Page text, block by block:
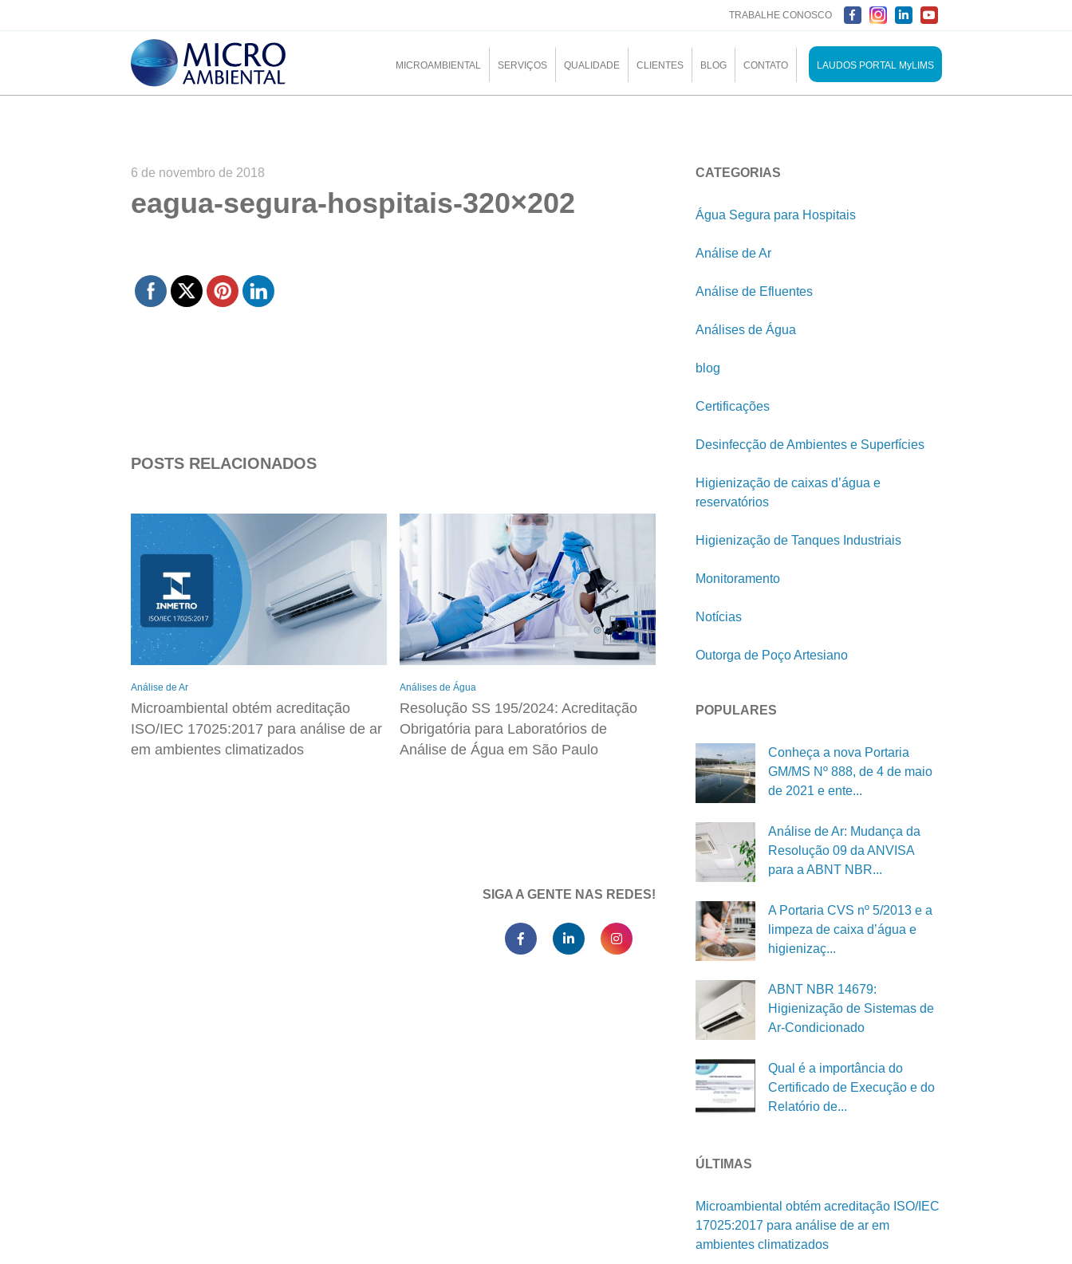
TRABALHE CONOSCO
MICROAMBIENTAL SERVIÇOS QUALIDADE CLIENTES BLOG CONTATO LAUDOS PORTAL MyLIMS
6 de novembro de 2018
eagua-segura-hospitais-320×202
POSTS RELACIONADOS
Análise de Ar
Microambiental obtém acreditação
ISO/IEC 17025:2017 para análise de ar
em ambientes climatizados
Análises de Água
Resolução SS 195/2024: Acreditação
Obrigatória para Laboratórios de
Análise de Água em São Paulo
SIGA A GENTE NAS REDES!
CATEGORIAS
Água Segura para Hospitais
Análise de Ar
Análise de Efluentes
Análises de Água
blog
Certificações
Desinfecção de Ambientes e Superfícies
Higienização de caixas d’água e
reservatórios
Higienização de Tanques Industriais
Monitoramento
Notícias
Outorga de Poço Artesiano
POPULARES
Conheça a nova Portaria
GM/MS Nº 888, de 4 de maio
de 2021 e ente...
Análise de Ar: Mudança da
Resolução 09 da ANVISA
para a ABNT NBR...
A Portaria CVS nº 5/2013 e a
limpeza de caixa d’água e
higienizaç...
ABNT NBR 14679:
Higienização de Sistemas de
Ar-Condicionado
Qual é a importância do
Certificado de Execução e do
Relatório de...
ÚLTIMAS
Microambiental obtém acreditação ISO/IEC
17025:2017 para análise de ar em
ambientes climatizados